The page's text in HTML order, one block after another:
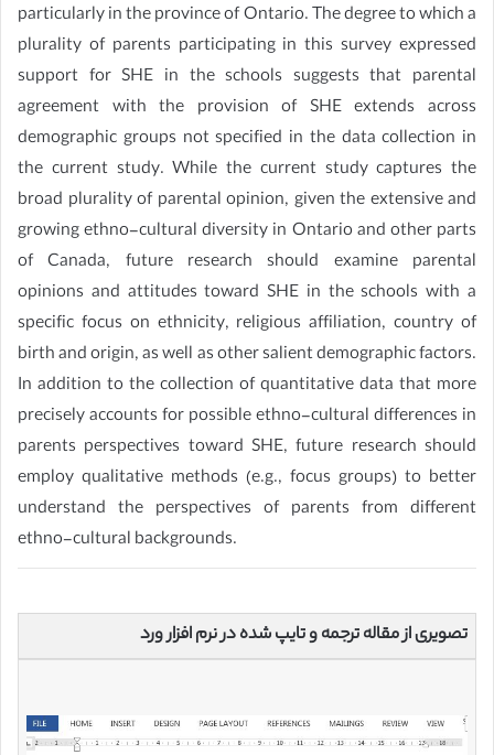
particularly in the province of Ontario. The degree to which a
plurality of parents participating in this survey expressed
support for SHE in the schools suggests that parental
agreement with the provision of SHE extends across
demographic groups not specified in the data collection in
the current study. While the current study captures the
broad plurality of parental opinion, given the extensive and
growing ethno-cultural diversity in Ontario and other parts
of Canada, future research should examine parental
opinions and attitudes toward SHE in the schools with a
specific focus on ethnicity, religious affiliation, country of
birth and origin, as well as other salient demographic factors.
In addition to the collection of quantitative data that more
precisely accounts for possible ethno-cultural differences in
parents perspectives toward SHE, future research should
employ qualitative methods (e.g., focus groups) to better
understand the perspectives of parents from different
ethno-cultural backgrounds.
تصویری از مقاله ترجمه و تایپ شده در نرم افزار ورد